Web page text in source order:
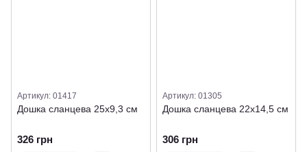
Артикул: 01417
Дошка сланцева 25х9,3 см
326 грн
Артикул: 01305
Дошка сланцева 22х14,5 см
306 грн